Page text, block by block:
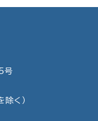
号
く）